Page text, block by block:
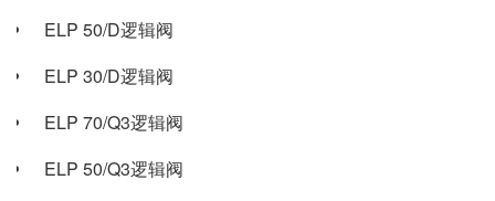
ELP 50/D逻辑阀
ELP 30/D逻辑阀
ELP 70/Q3逻辑阀
ELP 50/Q3逻辑阀